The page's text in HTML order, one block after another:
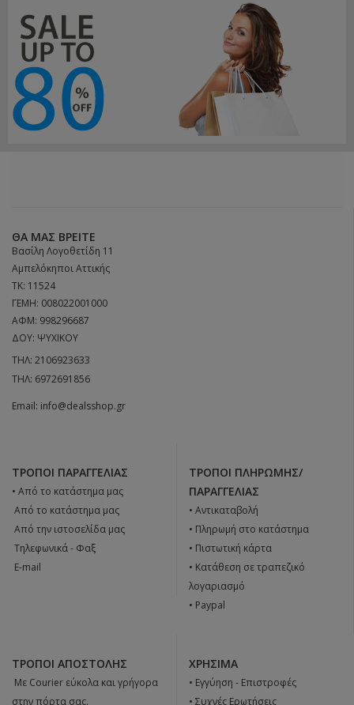
ΘΑ ΜΑΣ ΒΡΕΊΤΕ
Βασίλη Λογοθετίδη 11
Αμπελόκηποι Αττικής
ΤΚ: 11524
ΓΕΜΗ: 008022001000
ΑΦΜ: 998296687
ΔΟΥ: ΨΥΧΙΚΟΥ
ΤΗΛ: 2106923633
ΤΗΛ: 6972691856
Email: info@dealsshop.gr
ΤΡΌΠΟΙ ΠΑΡΑΓΓΕΛΊΑΣ
• Από το κατάστημα μας
 Από το κατάστημα μας
 Από την ιστοσελίδα μας
 Tηλεφωνικά - Φαξ
 E-mail
ΤΡΌΠΟΙ ΠΛΗΡΩΜΉΣ/
ΠΑΡΑΓΓΕΛΊΑΣ
• Αντικαταβολή
• Πληρωμή στο κατάστημα
• Πιστωτική κάρτα
• Κατάθεση σε τραπεζικό
λογαριασμό
• Paypal
ΤΡΌΠΟΙ ΑΠΟΣΤΟΛΉΣ
 Με Courier εύκολα και γρήγορα
στην πόρτα σας.
ΧΡΉΣΙΜΑ
• Εγγύηση - Επιστροφές
• Συχνές Ερωτήσεις